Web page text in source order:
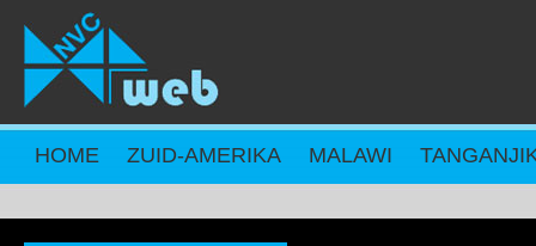
Overslaan en naar de inhoud gaan
HOME ZUID-AMERIKA MALAWI